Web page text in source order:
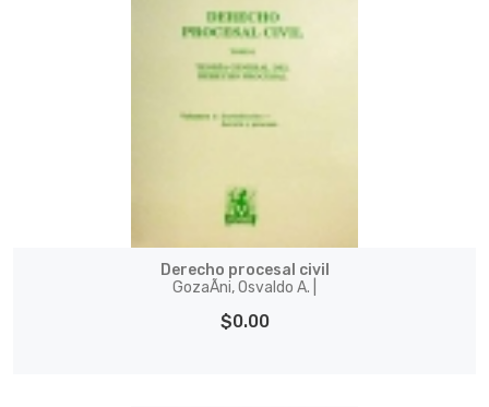
Derecho procesal civil
GozaÃ­ni, Osvaldo A. |
$0.00